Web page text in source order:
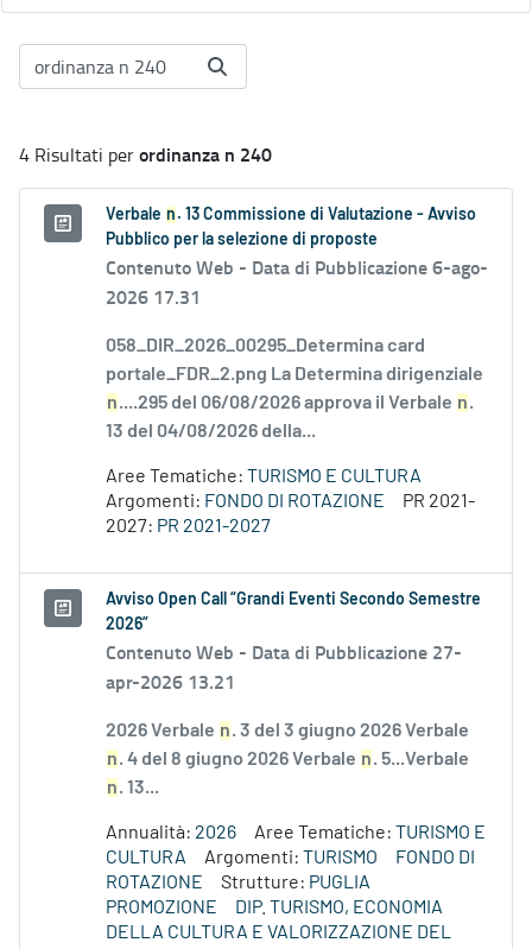
4 Risultati perordinanza n 240
Verbale n . 13 Commissione di Valutazione - Avviso
Pubblico per la selezione di proposte
Contenuto Web - Data di Pubblicazione 6-ago-
2026 17.31
058_DIR_2026_00295_Determina card
portale_FDR_2.png La Determina dirigenziale
n....295 del 06/08/2026 approva il Verbale n.
13 del 04/08/2026 della...
Aree Tematiche: TURISMO E CULTURA
Argomenti: FONDO DI ROTAZIONE
PR 2021-
2027: PR 2021-2027
Avviso Open Call “Grandi Eventi Secondo Semestre
2026”
Contenuto Web - Data di Pubblicazione 27-
apr-2026 13.21
2026 Verbale n. 3 del 3 giugno 2026 Verbale
n. 4 del 8 giugno 2026 Verbale n. 5...Verbale
n. 13...
Annualità: 2026 Aree Tematiche: TURISMO E
CULTURA
Argomenti: TURISMO
FONDO DI
ROTAZIONE
Strutture: PUGLIA
PROMOZIONE
DIP. TURISMO, ECONOMIA
DELLA CULTURA E VALORIZZAZIONE DEL